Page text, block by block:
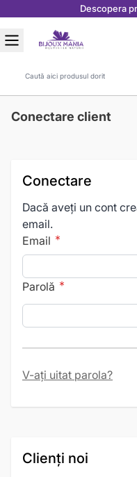
Descopera
Căutare
Conectare client
Conectare
Dacă aveți un cont
email.
Email
Parolă
Password hidden
V-ați uitat parola?
Clienți noi